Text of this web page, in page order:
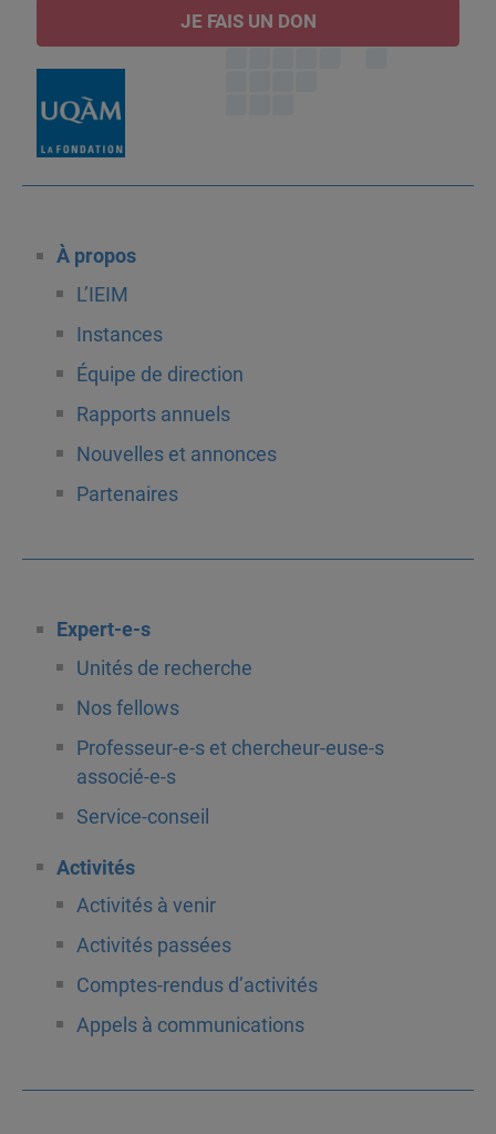
JE FAIS UN DON
À propos
L’IEIM
Instances
Équipe de direction
Rapports annuels
Nouvelles et annonces
Partenaires
Expert-e-s
Unités de recherche
Nos fellows
Professeur-e-s et chercheur-euse-s
associé-e-s
Service-conseil
Activités
Activités à venir
Activités passées
Comptes-rendus d’activités
Appels à communications